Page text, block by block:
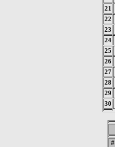
21
22
23
24
25
26
27
28
29
30
#